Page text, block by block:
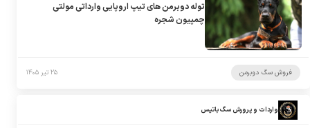
توله دوبرمن های تیپ اروپایی وارداتی مولتی
چمپیون شجره
فروش سگ دوبرمن ۲۵ تیر ۱۴۰۵
واردات و پرورش سگ باتیس